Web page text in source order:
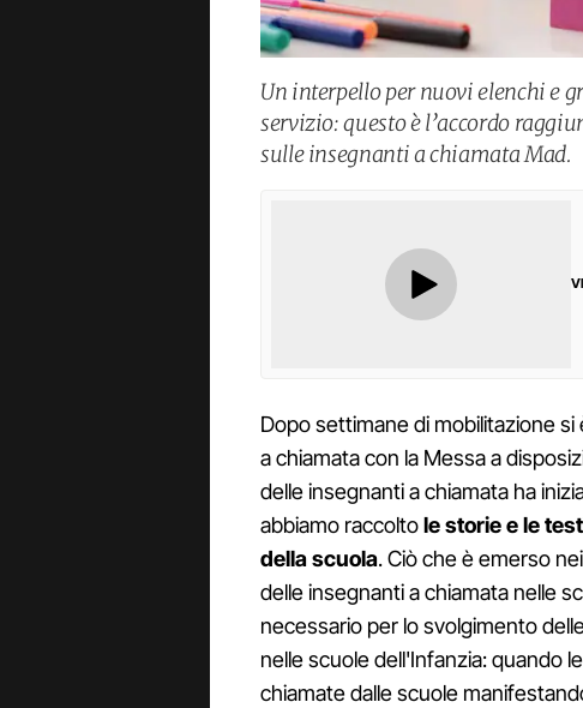
Un interpello per nuovi elenchi e
servizio: questo è l’accordo
sulle insegnanti a chiamata Mad.
Dopo settimane di mobilitazione
a chiamata con la Messa a
delle insegnanti a chiamata ha
abbiamo raccoltole storie e le
della scuola. Ciò che è emerso
delle insegnanti a chiamata nelle
necessario per lo svolgimento
nelle scuole dell'Infanzia: quando
chiamate dalle scuole